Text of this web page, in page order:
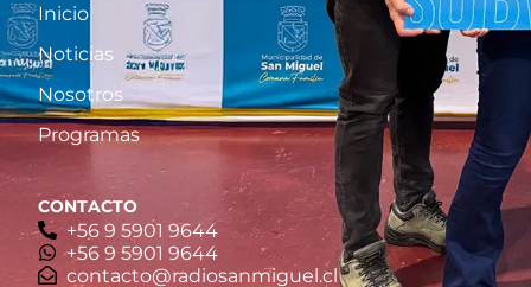
Inicio
Noticias
Nosotros
Programas
CONTACTO
+56 9 5901 9644
‪+56 9 5901 9644‬
contacto@radiosanmiguel.cl